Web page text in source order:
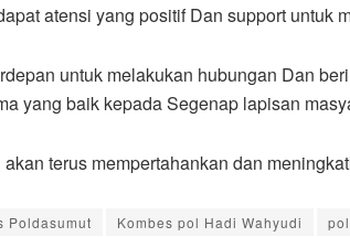
atensi yang positif Dan support untuk
untuk melakukan hubungan Dan
yang baik kepada Segenap lapisan
akan terus mempertahankan dan
Poldasumut Kombes pol Hadi Wahyudi